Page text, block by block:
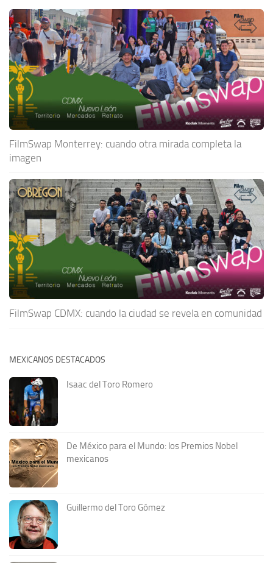
FilmSwap Monterrey: cuando otra mirada completa la
imagen
FilmSwap CDMX: cuando la ciudad se revela en comunidad
MEXICANOS DESTACADOS
Isaac del Toro Romero
De México para el Mundo: los Premios Nobel
mexicanos
Guillermo del Toro Gómez